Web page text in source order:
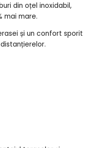
din oțel inoxidabil,
mai mare.
și un confort sporit